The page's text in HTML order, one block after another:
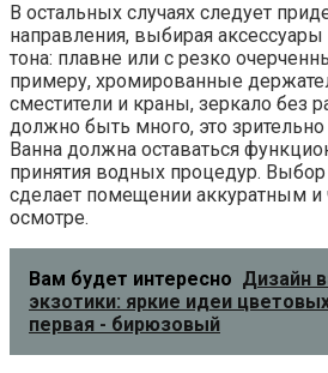
В остальных случаях следует
направления, выбирая
тона: плавне или с резко
примеру, хромированные
сместители и краны, зеркало без
должно быть много, это
Ванна должна оставаться
принятия водных процедур.
сделает помещении аккуратным
осмотре.
Вам будет интересно Дизайн
экзотики: яркие идеи
первая - бирюзовый